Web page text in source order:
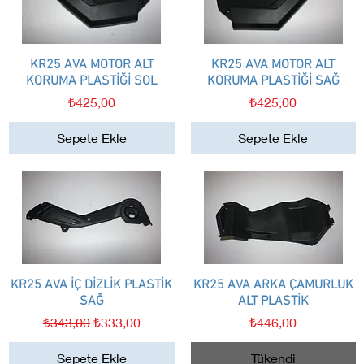
Hızlı Bakış
KR25 AVA MOTOR ALT
KORUMA PLASTİĞİ SOL
Fiyat
₺425,00
Sepete Ekle
Hızlı Bakış
KR25 AVA MOTOR ALT
KORUMA PLASTİĞİ SAĞ
Fiyat
₺425,00
Sepete Ekle
Hızlı Bakış
KR25 AVA İÇ DİZLİK PLASTİK
SAĞ
Normal Fiyat
₺343,00 İndirimli Fiyat
₺333,00
Sepete Ekle
Hızlı Bakış
KR25 AVA ARKA ÇAMURLUK
ALT PLASTİK
Fiyat
₺446,00
Tükendi